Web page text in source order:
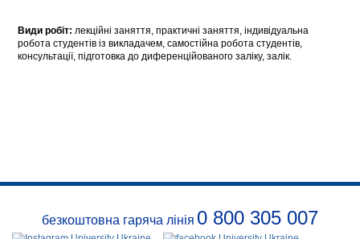
Види робіт:лекційні заняття, практичні заняття, індивідуальна
робота студентів із викладачем, самостійна робота студентів,
консультації, підготовка до диференційованого заліку, залік.
безкоштовна гаряча лінія 0 800 305 007